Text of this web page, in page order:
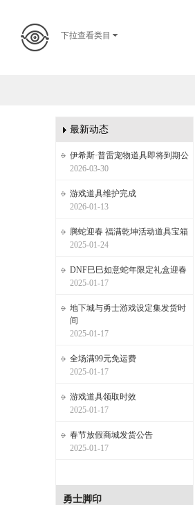
下拉查看类目
最新动态
伊希斯·普雷宠物道具即将到期公
2026-03-30
游戏道具维护完成
2026-01-13
腾蛇迎春 福满乾坤活动道具宝箱
2025-01-24
DNF巳巳如意蛇年限定礼盒迎春
2025-01-17
地下城与勇士游戏设定集发货时
间
2025-01-17
全场满99元免运费
2025-01-17
游戏道具领取时效
2025-01-17
春节放假商城发货公告
2025-01-17
勇士脚印